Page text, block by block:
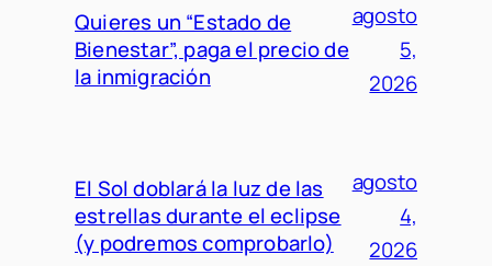
Quieres un “Estado de
Bienestar”, paga el precio de
la inmigración
agosto
5,
2026
El Sol doblará la luz de las
estrellas durante el eclipse
(y podremos comprobarlo)
agosto
4,
2026